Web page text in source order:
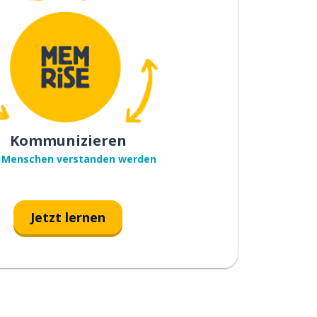
Kommunizieren
Menschen verstanden werden
Jetzt lernen